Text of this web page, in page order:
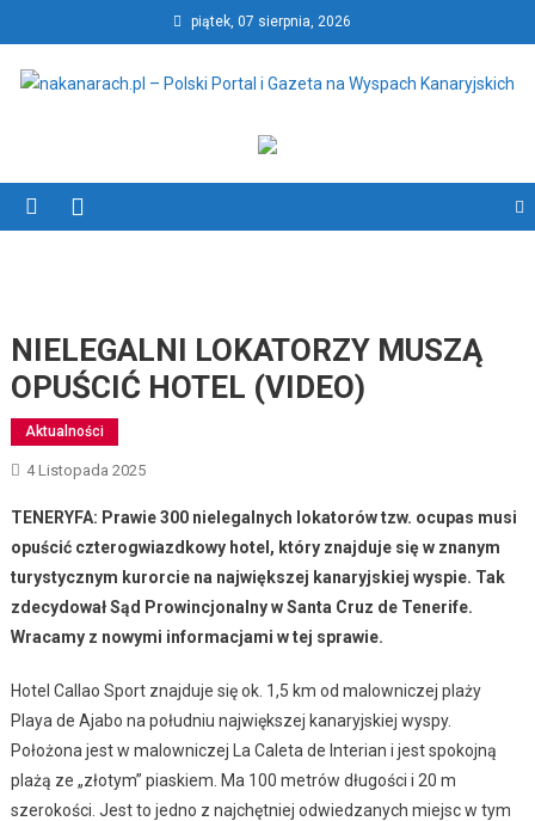
to
content
piątek, 07 sierpnia, 2026
nakanarach.pl – Polski Portal
i Gazeta na Wyspach
Kanaryjskich
NIELEGALNI LOKATORZY MUSZĄ
OPUŚCIĆ HOTEL (VIDEO)
Aktualności
4 Listopada 2025
TENERYFA: Prawie 300 nielegalnych lokatorów tzw. ocupas musi
opuścić czterogwiazdkowy hotel, który znajduje się w znanym
turystycznym kurorcie na największej kanaryjskiej wyspie. Tak
zdecydował Sąd Prowincjonalny w Santa Cruz de Tenerife.
Wracamy z nowymi informacjami w tej sprawie.
Hotel Callao Sport znajduje się ok. 1,5 km od malowniczej plaży
Playa de Ajabo na południu największej kanaryjskiej wyspy.
Położona jest w malowniczej La Caleta de Interian i jest spokojną
plażą ze „złotym” piaskiem. Ma 100 metrów długości i 20 m
szerokości. Jest to jedno z najchętniej odwiedzanych miejsc w tym